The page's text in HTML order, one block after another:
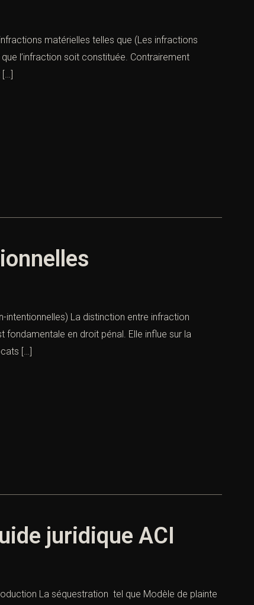
matérielles telles que (Les infractions
l’infraction soit constituée. Contrairement
La distinction entre infraction
fondamentale en droit pénal. Elle influe sur la
[…]
juridique ACI
La séquestration tel que Modèle de plainte